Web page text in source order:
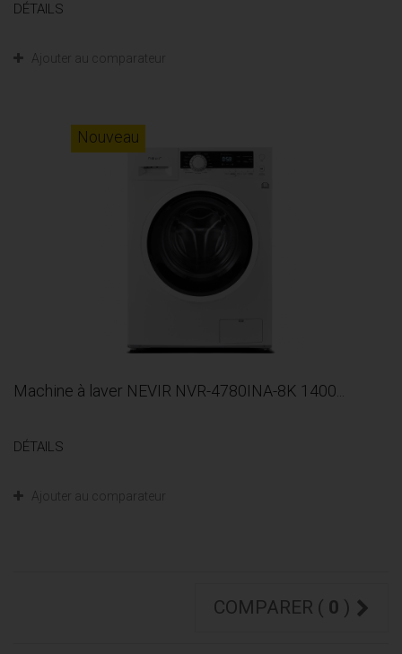
DÉTAILS
Ajouter au comparateur
Nouveau
Machine à laver NEVIR NVR-4780INA-8K 1400...
DÉTAILS
Ajouter au comparateur
COMPARER ( 0 )